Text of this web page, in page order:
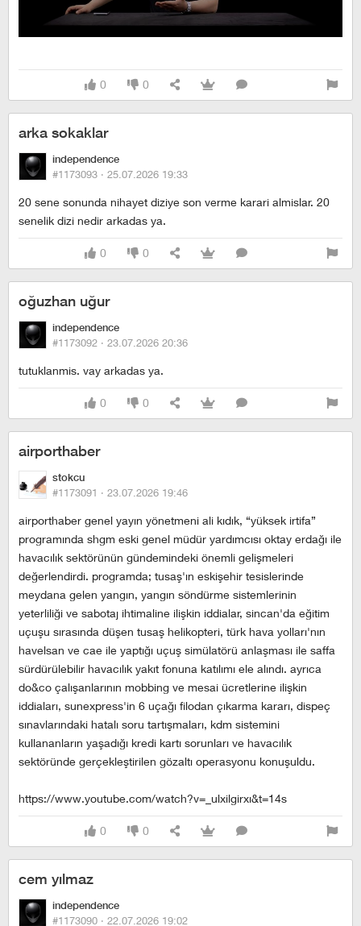
0 0
arka sokaklar
independence
#1173093 · 25.07.2026 19:33
20 sene sonunda nihayet diziye son verme karari almislar. 20
senelik dizi nedir arkadas ya.
0 0
oğuzhan uğur
independence
#1173092 · 23.07.2026 20:36
tutuklanmis. vay arkadas ya.
0 0
airporthaber
stokcu
#1173091 · 23.07.2026 19:46
airporthaber genel yayın yönetmeni ali kıdık, “yüksek i̇rtifa”
programında shgm eski genel müdür yardımcısı oktay erdağı ile
havacılık sektörünün gündemindeki önemli gelişmeleri
değerlendirdi. programda; tusaş'ın eskişehir tesislerinde
meydana gelen yangın, yangın söndürme sistemlerinin
yeterliliği ve sabotaj ihtimaline ilişkin iddialar, sincan'da eğitim
uçuşu sırasında düşen tusaş helikopteri, türk hava yolları'nın
havelsan ve cae ile yaptığı uçuş simülatörü anlaşması ile saffa
sürdürülebilir havacılık yakıt fonuna katılımı ele alındı. ayrıca
do&co çalışanlarının mobbing ve mesai ücretlerine ilişkin
iddiaları, sunexpress'in 6 uçağı filodan çıkarma kararı, di̇speç
sınavlarındaki hatalı soru tartışmaları, kdm sistemini
kullananların yaşadığı kredi kartı sorunları ve havacılık
sektöründe gerçekleştirilen gözaltı operasyonu konuşuldu.
https://www.youtube.com/watch?v=_ulxilgirxi&t=14s
0 0
cem yılmaz
independence
#1173090 · 22.07.2026 19:02